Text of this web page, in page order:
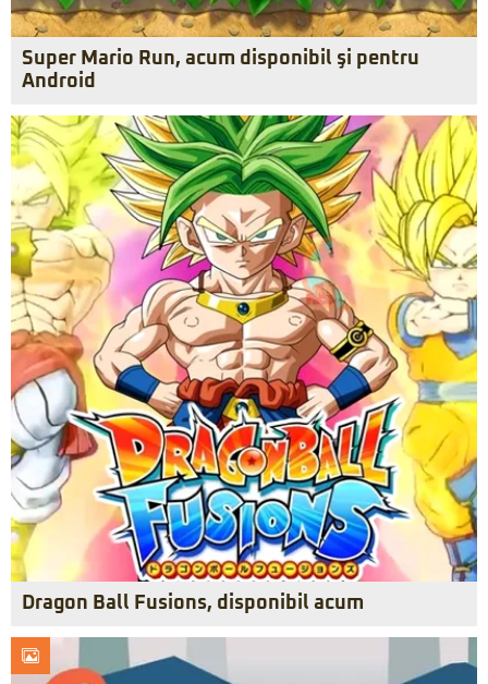
Super Mario Run, acum disponibil şi pentru
Android
Dragon Ball Fusions, disponibil acum